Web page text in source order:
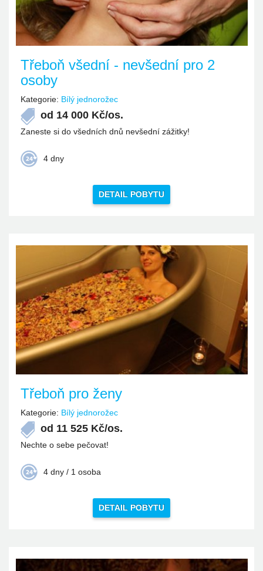
Třeboň všední - nevšední pro 2
osoby
Kategorie: Bílý jednorožec
od 14 000 Kč/os.
Zaneste si do všedních dnů nevšední zážitky!
4 dny
DETAIL POBYTU
Třeboň pro ženy
Kategorie: Bílý jednorožec
od 11 525 Kč/os.
Nechte o sebe pečovat!
4 dny / 1 osoba
DETAIL POBYTU